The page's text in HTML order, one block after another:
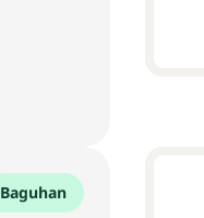
Baguhan